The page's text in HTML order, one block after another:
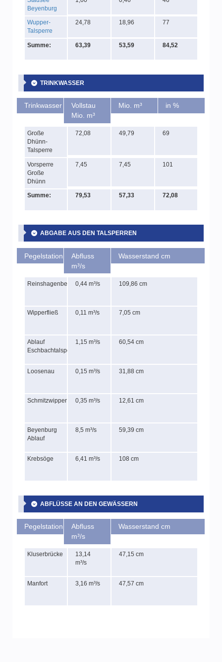
Beyenburg
Wupper-
Talsperre
24,78 18,96 77
Summe: 63,39 53,59 84,52
TRINKWASSER
Trinkwasser
Vollstau
Mio. m³
Mio. m³ in %
Große
Dhünn-
Talsperre
72,08 49,79 69
Vorsperre
Große
Dhünn
7,45 7,45 101
Summe: 79,53 57,33 72,08
ABGABE AUS DEN TALSPERREN
Pegelstation
Abfluss
m³/s
Wasserstand cm
Reinshagenbever0,44 m³/s 109,86 cm
Wipperfließ 0,11 m³/s 7,05 cm
Ablauf
Eschbachtalsperre
1,15 m³/s 60,54 cm
Loosenau 0,15 m³/s 31,88 cm
Schmitzwipper 0,35 m³/s 12,61 cm
Beyenburg
Ablauf
8,5 m³/s 59,39 cm
Krebsöge 6,41 m³/s 108 cm
ABFLÜSSE AN DEN GEWÄSSERN
Pegelstation
Abfluss
m³/s
Wasserstand cm
Kluserbrücke
13,14
m³/s
47,15 cm
Manfort 3,16 m³/s 47,57 cm